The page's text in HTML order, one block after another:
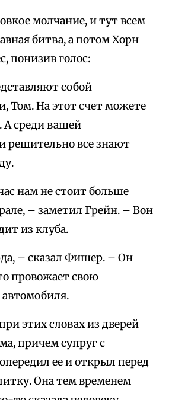
молчание, и тут всем
битва, а потом Хорн
понизив голос:
собой
Том. На этот счет можете
среди вашей
решительно все знают
нам не стоит больше
– заметил Грейн. – Вон
из клуба.
– сказал Фишер. – Он
провожает свою
этих словах из дверей
причем супруг с
ее и открыл перед
Она тем временем